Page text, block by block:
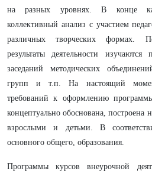
на разных уровнях. В конце
коллективный анализ с участием
различных творческих формах.
результаты деятельности изучаются
заседаний методических
групп и т.п. На настоящий
требований к оформлению
концептуально обоснована, построена
взрослыми и детьми. В
основного общего, образования.
Программы курсов внеурочной